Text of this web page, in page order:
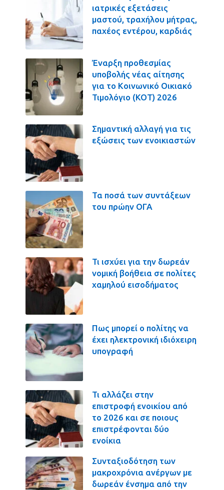
ιατρικές εξετάσεις
μαστού, τραχήλου μήτρας,
παχέος εντέρου, καρδιάς
Έναρξη προθεσμίας
υποβολής νέας αίτησης
για το Κοινωνικό Οικιακό
Τιμολόγιο (ΚΟΤ) 2026
Σημαντική αλλαγή για τις
εξώσεις των ενοικιαστών
Τα ποσά των συντάξεων
του πρώην ΟΓΑ
Τι ισχύει για την δωρεάν
νομική βοήθεια σε πολίτες
χαμηλού εισοδήματος
Πως μπορεί ο πολίτης να
έχει ηλεκτρονική ιδιόχειρη
υπογραφή
Τι αλλάζει στην
επιστροφή ενοικίου από
το 2026 και σε ποιους
επιστρέφονται δύο
ενοίκια
Συνταξιοδότηση των
μακροχρόνια ανέργων με
δωρεάν ένσημα από την